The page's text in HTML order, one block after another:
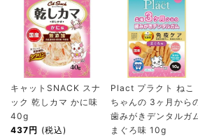
キャットSNACK スナ
ック 乾しカマ かに味
40g
437円 (税込)
Plact プラクト ねこ
ちゃんの 3ヶ月から
歯みがきデンタルガ
まぐろ味 10g